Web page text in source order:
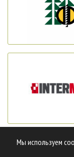
Мы используем